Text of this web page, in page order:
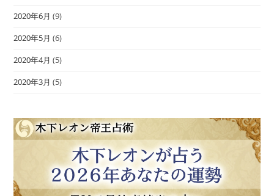
2020年6月 (9)
2020年5月 (6)
2020年4月 (5)
2020年3月 (5)